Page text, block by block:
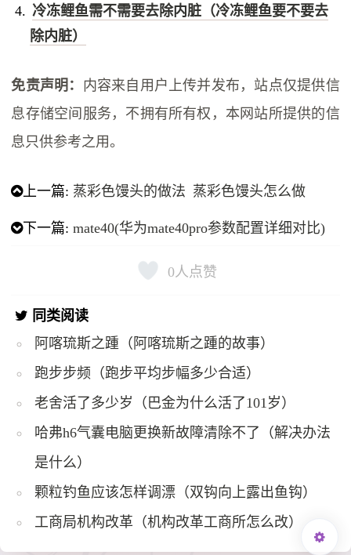
冷冻鲤鱼需不需要去除内脏（冷冻鲤鱼要不要去
除内脏）
免责声明： 内容来自用户上传并发布，站点仅提供信
息存储空间服务，不拥有所有权，本网站所提供的信
息只供参考之用。
上一篇: 蒸彩色馒头的做法 蒸彩色馒头怎么做
下一篇:mate40(华为mate40pro参数配置详细对比)
0人点赞
同类阅读
阿喀琉斯之踵（阿喀琉斯之踵的故事）
跑步步频（跑步平均步幅多少合适）
老舍活了多少岁（巴金为什么活了101岁）
哈弗h6气囊电脑更换新故障清除不了（解决办法
是什么）
颗粒钓鱼应该怎样调漂（双钩向上露出鱼钩）
工商局机构改革（机构改革工商所怎么改）